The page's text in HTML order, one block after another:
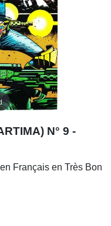
N° 9 -
Français en Très Bon